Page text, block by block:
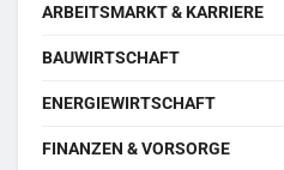
ARBEITSMARKT & KARRIERE
BAUWIRTSCHAFT
ENERGIEWIRTSCHAFT
FINANZEN & VORSORGE